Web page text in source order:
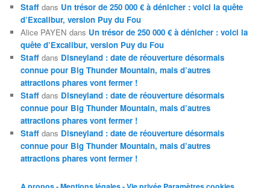
Staff dans Un trésor de 250 000 € à dénicher : voici la quête
d’Excalibur, version Puy du Fou
Alice PAYEN dans Un trésor de 250 000 € à dénicher : voici la
quête d’Excalibur, version Puy du Fou
Staff dans Disneyland : date de réouverture désormais
connue pour Big Thunder Mountain, mais d’autres
attractions phares vont fermer !
Staff dans Disneyland : date de réouverture désormais
connue pour Big Thunder Mountain, mais d’autres
attractions phares vont fermer !
Staff dans Disneyland : date de réouverture désormais
connue pour Big Thunder Mountain, mais d’autres
attractions phares vont fermer !